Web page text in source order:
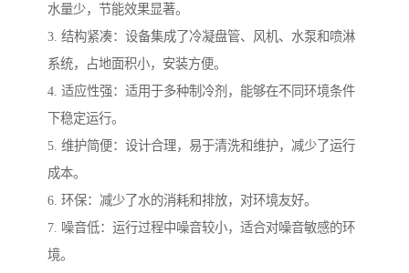
水量少，节能效果显著。
3. 结构紧凑：设备集成了冷凝盘管、风机、水泵和喷淋
系统，占地面积小，安装方便。
4. 适应性强：适用于多种制冷剂，能够在不同环境条件
下稳定运行。
5. 维护简便：设计合理，易于清洗和维护，减少了运行
成本。
6. 环保：减少了水的消耗和排放，对环境友好。
7. 噪音低：运行过程中噪音较小，适合对噪音敏感的环
境。